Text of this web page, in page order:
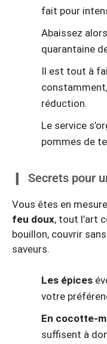
fait pour
Abaissez
quarantaine
Il est tout à
réduction.
Le service
pommes de
Secrets pour
Vous êtes en
feu doux, tout l’art
bouillon, couvrir
saveurs.
Les épices
votre
En cocotte-
suffisent à